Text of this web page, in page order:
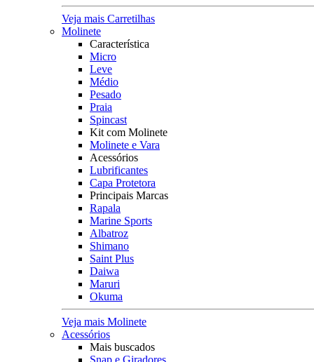
Veja mais Carretilhas
Molinete
Característica
Micro
Leve
Médio
Pesado
Praia
Spincast
Kit com Molinete
Molinete e Vara
Acessórios
Lubrificantes
Capa Protetora
Principais Marcas
Rapala
Marine Sports
Albatroz
Shimano
Saint Plus
Daiwa
Maruri
Okuma
Veja mais Molinete
Acessórios
Mais buscados
Snap e Giradores